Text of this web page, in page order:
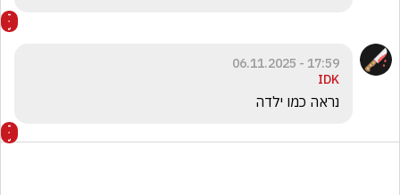
17:59 - 06.11.2025
IDK
נראה כמו ילדה